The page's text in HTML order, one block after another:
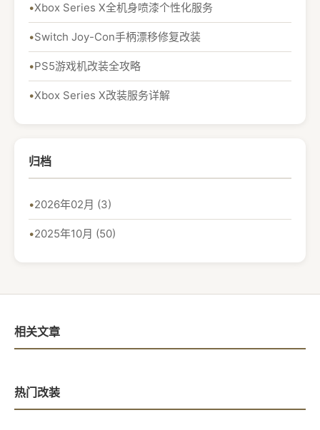
Xbox Series X全机身喷漆个性化服务
Switch Joy-Con手柄漂移修复改装
PS5游戏机改装全攻略
Xbox Series X改装服务详解
归档
2026年02月 (3)
2025年10月 (50)
相关文章
热门改装